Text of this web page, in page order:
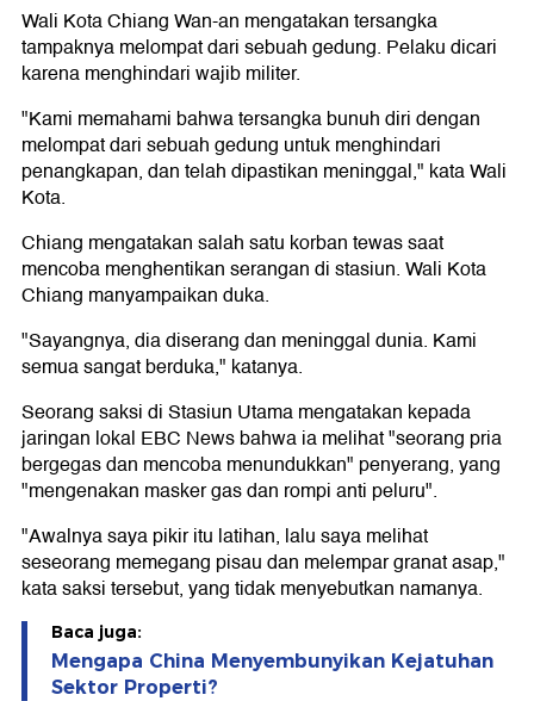
Wali Kota Chiang Wan-an mengatakan tersangka
tampaknya melompat dari sebuah gedung. Pelaku dicari
karena menghindari wajib militer.
"Kami memahami bahwa tersangka bunuh diri dengan
melompat dari sebuah gedung untuk menghindari
penangkapan, dan telah dipastikan meninggal," kata Wali
Kota.
Chiang mengatakan salah satu korban tewas saat
mencoba menghentikan serangan di stasiun. Wali Kota
Chiang manyampaikan duka.
"Sayangnya, dia diserang dan meninggal dunia. Kami
semua sangat berduka," katanya.
Seorang saksi di Stasiun Utama mengatakan kepada
jaringan lokal EBC News bahwa ia melihat "seorang pria
bergegas dan mencoba menundukkan" penyerang, yang
"mengenakan masker gas dan rompi anti peluru".
"Awalnya saya pikir itu latihan, lalu saya melihat
seseorang memegang pisau dan melempar granat asap,"
kata saksi tersebut, yang tidak menyebutkan namanya.
Baca juga:
Mengapa China Menyembunyikan Kejatuhan
Sektor Properti?